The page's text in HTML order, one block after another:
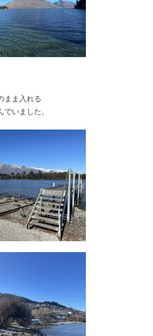
まま入れる
いました。